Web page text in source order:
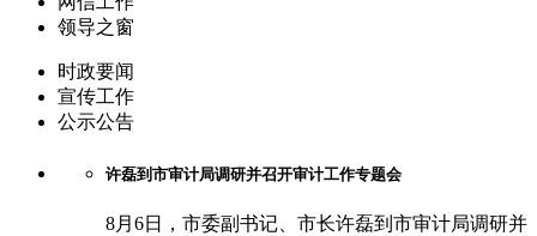
领导之窗
时政要闻
宣传工作
公示公告
许磊到市审计局调研并召开审计工作专题会
8月6日，市委副书记、市长许磊到市审计局调研并